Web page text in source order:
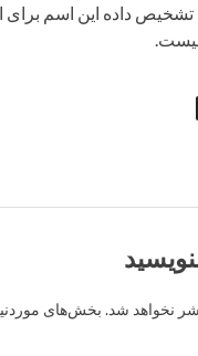
داده این اسم برای
نخواهد شد. بخش‌های